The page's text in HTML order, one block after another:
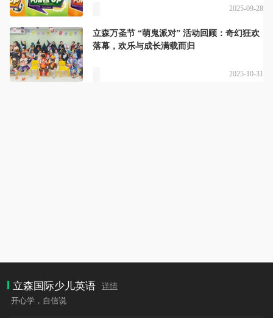
2025-09-28
立森万圣节 “萌鬼派对” 活动回顾：奇幻狂欢
落幕，欢乐与成长满载而归
2025-10-31
立森国际少儿英语
详情
开心学，自信说